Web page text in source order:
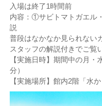
入場は終了1時間前
内容：①サビトマトガエル
説
普段はなかなか見られない
スタッフの解説付きでご覧
【実施日時】期間中の月
分）
【実施場所】館内2階「水